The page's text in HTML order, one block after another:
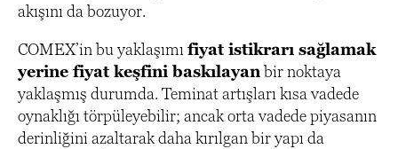
akışını da bozuyor.
COMEX’in bu yaklaşımıfiyat istikrarı sağlamak
yerine fiyat keşfini baskılayanbir noktaya
yaklaşmış durumda. Teminat artışları kısa vadede
oynaklığı törpüleyebilir; ancak orta vadede piyasanın
derinliğini azaltarak daha kırılgan bir yapı da